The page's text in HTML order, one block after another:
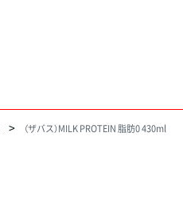
（ザバス）MILK PROTEIN 脂肪0 430ml